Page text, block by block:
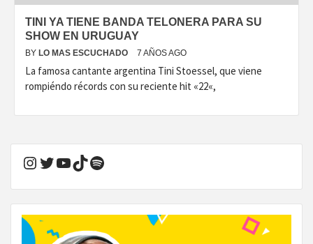
TINI YA TIENE BANDA TELONERA PARA SU
SHOW EN URUGUAY
BY LO MAS ESCUCHADO 7 AÑOS AGO
La famosa cantante argentina Tini Stoessel, que viene
rompiéndo récords con su reciente hit «22«,
Instagram
Twitter
YouTube
TikTokSpotify